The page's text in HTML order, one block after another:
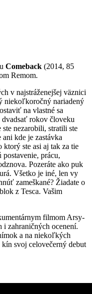
Comeback (2014, 85
Remom.
v najstráženejšej väznici
niekoľkoročný nariadený
na vlastné sa
rokov človeku
nezarobili, stratili ste
kde je zastávka
ste asi aj tak za tie
prácu,
Pozeráte ako puk
Všetko je iné, len vy
zameškané? Žiadate o
z Tesca. Vašim
filmom Arsy-
i zahraničných ocenení.
a na niekoľkých
svoj celovečerný debut